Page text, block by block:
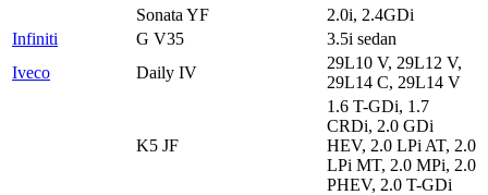
Sonata YF
2.0i, 2.4GDi
Infiniti
G V35
3.5i sedan
Iveco
Daily IV
29L10 V, 29L12 V,
29L14 C, 29L14 V
K5 JF
1.6 T-GDi, 1.7
CRDi, 2.0 GDi
HEV, 2.0 LPi AT, 2.0
LPi MT, 2.0 MPi, 2.0
PHEV, 2.0 T-GDi